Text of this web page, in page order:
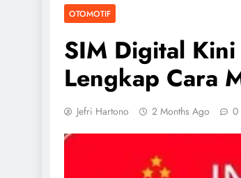
OTOMOTIF
SIM Digital
Lengkap Cara
Jefri Hartono 2 Months Ago 0